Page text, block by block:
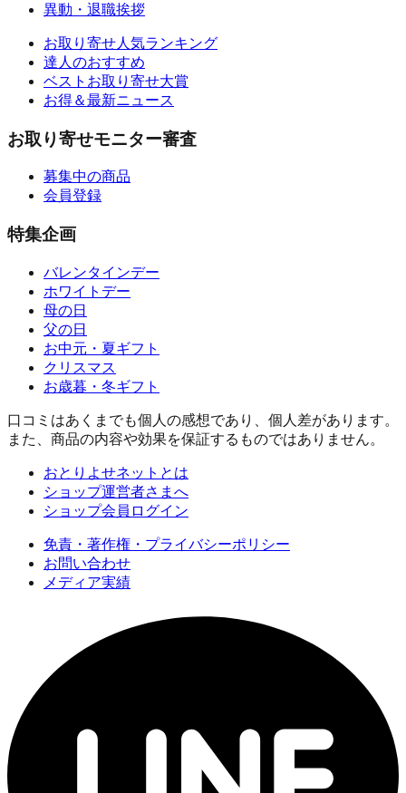
異動・退職挨拶
お取り寄せ人気ランキング
達人のおすすめ
ベストお取り寄せ大賞
お得＆最新ニュース
お取り寄せモニター審査
募集中の商品
会員登録
特集企画
バレンタインデー
ホワイトデー
母の日
父の日
お中元・夏ギフト
クリスマス
お歳暮・冬ギフト
口コミはあくまでも個人の感想であり、個人差があります。
また、商品の内容や効果を保証するものではありません。
おとりよせネットとは
ショップ運営者さまへ
ショップ会員ログイン
免責・著作権・プライバシーポリシー
お問い合わせ
メディア実績